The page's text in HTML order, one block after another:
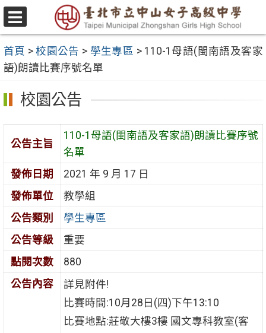
跳
至
要
內
容
區
選
單
首頁 >校園公告 > 學生專區 > 110-1母語(閩南語及客家
語)朗讀比賽序號名單
校園公告
公告主旨
110-1母語(閩南語及客家語)朗讀比賽序號
名單
發佈日期
2021 年 9 月 17 日
發佈單位
教學組
公告類別
學生專區
公告等級
重要
點閱次數
880
公告內容
詳見附件!
比賽時間:10月28日(四)下午13:10
比賽地點:莊敬大樓3樓 國文專科教室(客